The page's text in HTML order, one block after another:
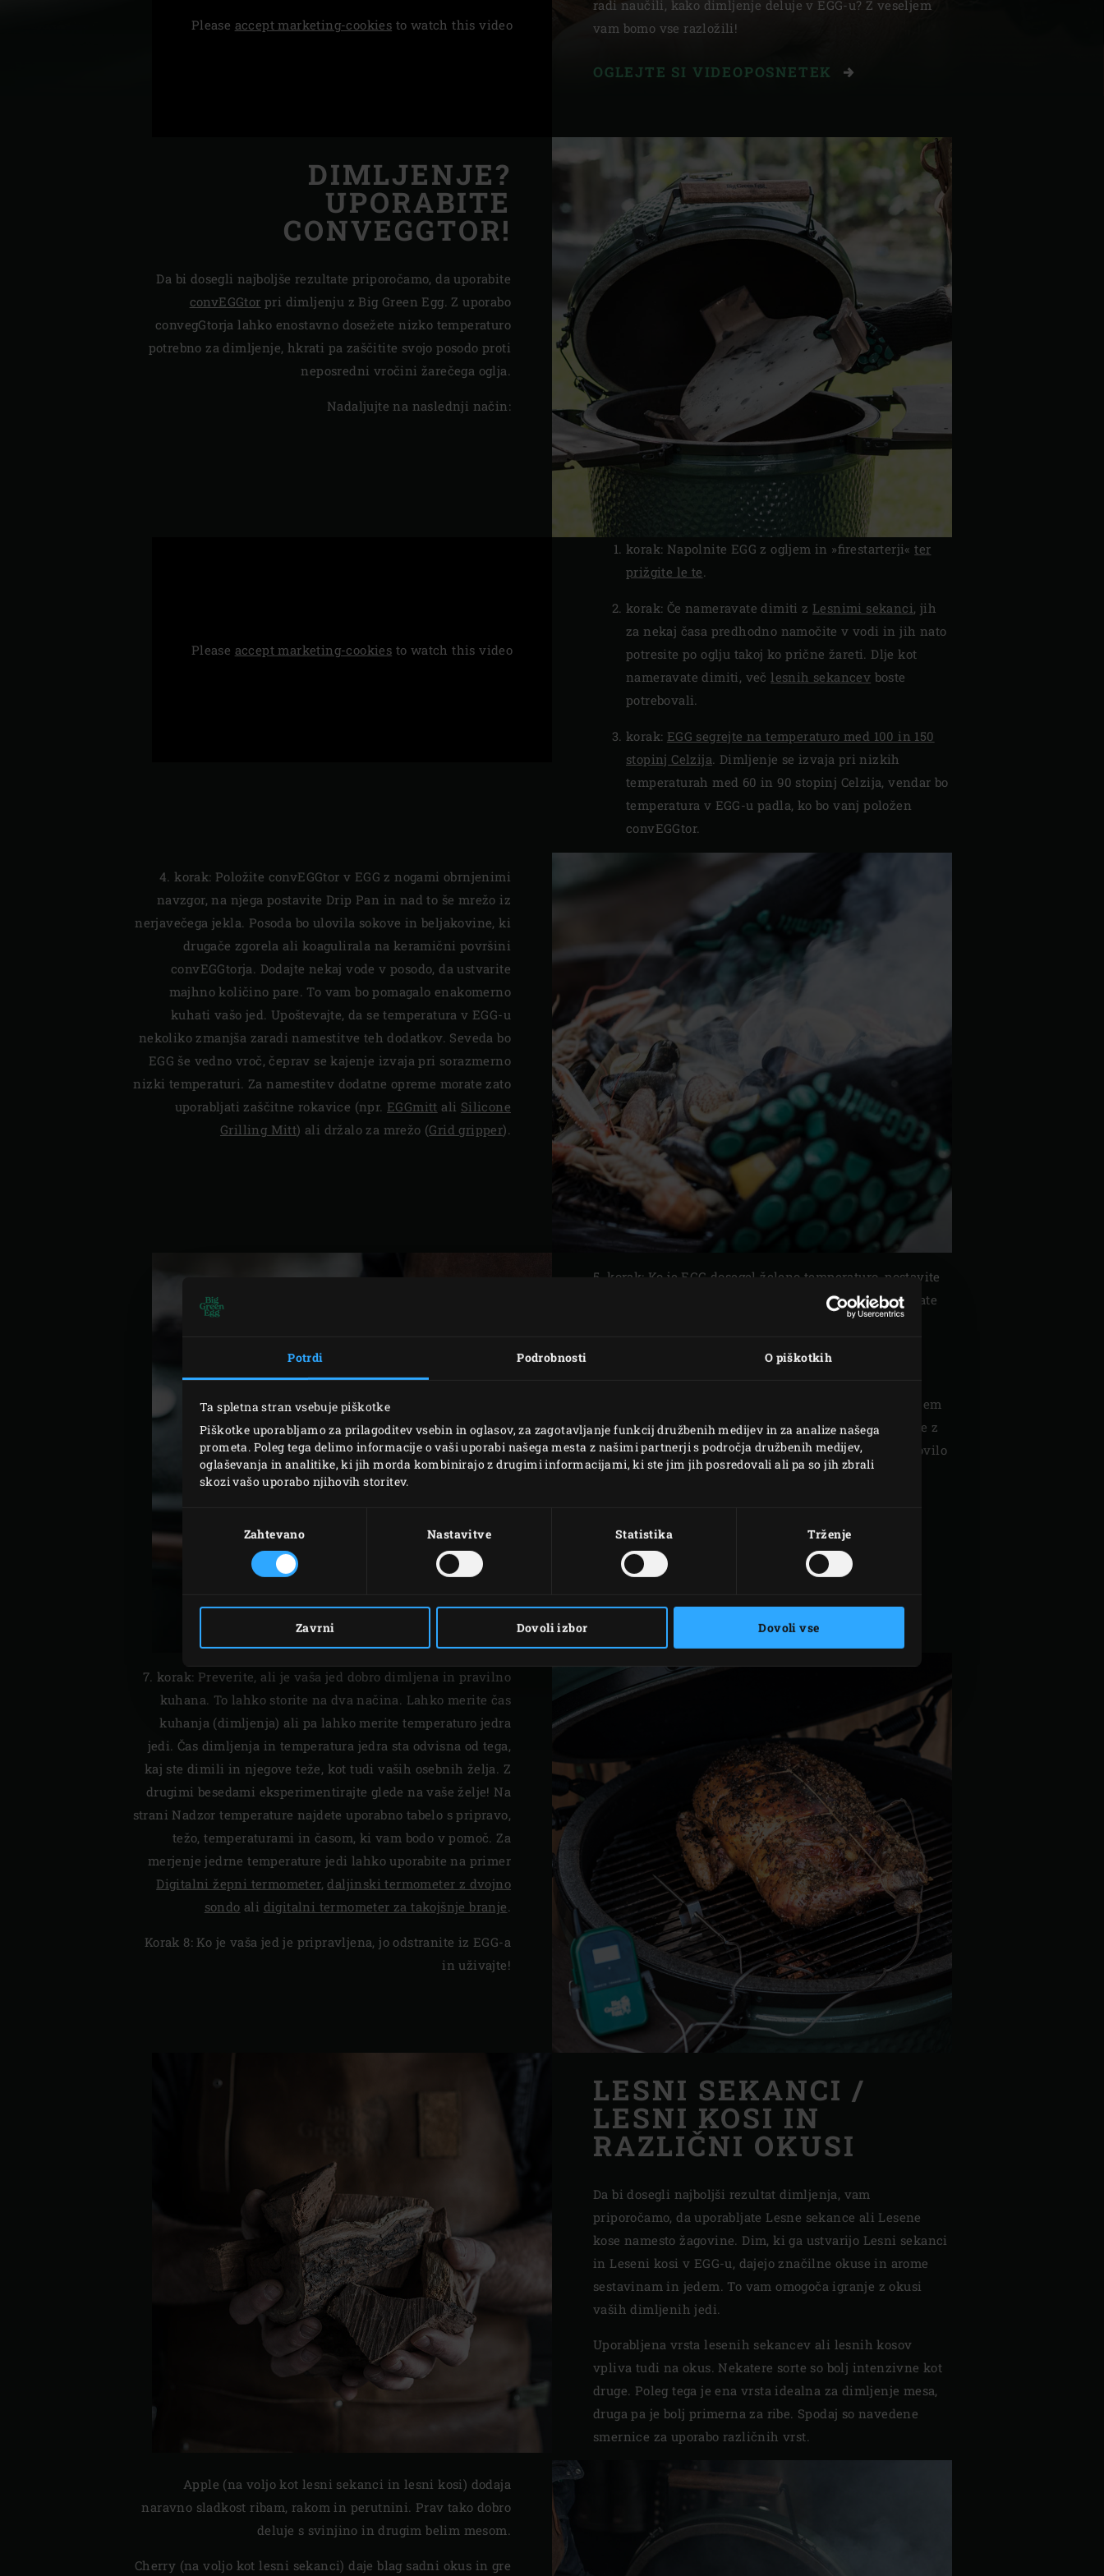
Potrdi Podrobnosti O piškotkih
Ta spletna stran vsebuje piškotke
Piškotke uporabljamo za prilagoditev vsebin in oglasov, za zagotavljanje funkcij družbenih medijev in za analize našega
prometa. Poleg tega delimo informacije o vaši uporabi našega mesta z našimi partnerji s področja družbenih medijev,
oglaševanja in analitike, ki jih morda kombinirajo z drugimi informacijami, ki ste jim jih posredovali ali pa so jih zbrali
skozi vašo uporabo njihovih storitev.
soglasja
Zahtevano Nastavitve Statistika Trženje
Zavrni Dovoli izbor Dovoli vse
Denmark | Danmark
Germany | Deutschland
Hungary | Magyarország
Slovenia | Slovenija
Switzerland | Schweiz
Turkey | Türkiye
Please accept marketing-cookies to watch this video
radi naučili, kako dimljenje deluje v EGG-u? Z veseljem
vam bomo vse razložili!
OGLEJTE SI VIDEOPOSNETEK
DIMLJENJE?
UPORABITE
CONVEGGTOR!
Da bi dosegli najboljše rezultate priporočamo, da uporabite
convEGGtor pri dimljenju z Big Green Egg. Z uporabo
convegGtorja lahko enostavno dosežete nizko temperaturo
potrebno za dimljenje, hkrati pa zaščitite svojo posodo proti
neposredni vročini žarečega oglja.
Nadaljujte na naslednji način:
Please accept marketing-cookies to watch this video
korak: Napolnite EGG z ogljem in »firestarterji«ter
prižgite le te.
korak: Če nameravate dimiti z Lesnimi sekanci, jih
za nekaj časa predhodno namočite v vodi in jih nato
potresite po oglju takoj ko prične žareti. Dlje kot
nameravate dimiti, več lesnih sekancev boste
potrebovali.
korak: EGG segrejte na temperaturo med 100 in 150
stopinj Celzija. Dimljenje se izvaja pri nizkih
temperaturah med 60 in 90 stopinj Celzija, vendar bo
temperatura v EGG-u padla, ko bo vanj položen
convEGGtor.
4. korak: Položite convEGGtor v EGG z nogami obrnjenimi
navzgor, na njega postavite Drip Pan in nad to še mrežo iz
nerjavečega jekla. Posoda bo ulovila sokove in beljakovine, ki
drugače zgorela ali koagulirala na keramični površini
convEGGtorja. Dodajte nekaj vode v posodo, da ustvarite
majhno količino pare. To vam bo pomagalo enakomerno
kuhati vašo jed. Upoštevajte, da se temperatura v EGG-u
nekoliko zmanjša zaradi namestitve teh dodatkov. Seveda bo
EGG še vedno vroč, čeprav se kajenje izvaja pri sorazmerno
nizki temperaturi. Za namestitev dodatne opreme morate zato
uporabljati zaščitne rokavice (npr. EGGmitt ali Silicone
Grilling Mitt) ali držalo za mrežo (Grid gripper).
5. korak: Ko je EGG dosegel želeno temperaturo, postavite
svojo jed v EGG in pričnite z dimljenjem. Če nameravate
dimiti z desko za dimljenje, jo predhodno nekaj časa
6. korak: Omejite zračni tok v EGG-u z rahlim zapiranjem
vrat v notranjosti keramične podlage in kovinske kape z
dvojno funkcijo na keramičnem pokrovu. To bo zagotovilo
stalno temperaturo v EGG-u.
7. korak: Preverite, ali je vaša jed dobro dimljena in pravilno
kuhana. To lahko storite na dva načina. Lahko merite čas
kuhanja (dimljenja) ali pa lahko merite temperaturo jedra
jedi. Čas dimljenja in temperatura jedra sta odvisna od tega,
kaj ste dimili in njegove teže, kot tudi vaših osebnih želja. Z
drugimi besedami eksperimentirajte glede na vaše želje! Na
strani Nadzor temperature najdete uporabno tabelo s pripravo,
težo, temperaturami in časom, ki vam bodo v pomoč. Za
merjenje jedrne temperature jedi lahko uporabite na primer
Digitalni žepni termometer, daljinski termometer z dvojno
sondo ali digitalni termometer za takojšnje branje.
Korak 8: Ko je vaša jed je pripravljena, jo odstranite iz EGG-a
in uživajte!
LESNI SEKANCI /
LESNI KOSI IN
RAZLIČNI OKUSI
Da bi dosegli najboljši rezultat dimljenja, vam
priporočamo, da uporabljate Lesne sekance ali Lesene
kose namesto žagovine. Dim, ki ga ustvarijo Lesni sekanci
in Leseni kosi v EGG-u, dajejo značilne okuse in arome
sestavinam in jedem. To vam omogoča igranje z okusi
vaših dimljenih jedi.
Uporabljena vrsta lesenih sekancev ali lesnih kosov
vpliva tudi na okus. Nekatere sorte so bolj intenzivne kot
druge. Poleg tega je ena vrsta idealna za dimljenje mesa,
druga pa je bolj primerna za ribe. Spodaj so navedene
smernice za uporabo različnih vrst.
Apple (na voljo kot lesni sekanci in lesni kosi) dodaja
naravno sladkost ribam, rakom in perutnini. Prav tako dobro
deluje s svinjino in drugim belim mesom.
Cherry (na voljo kot lesni sekanci) daje blag sadni okus in gre